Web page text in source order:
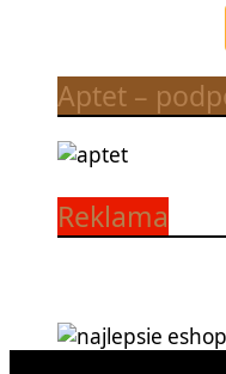
Aptet –
Reklama